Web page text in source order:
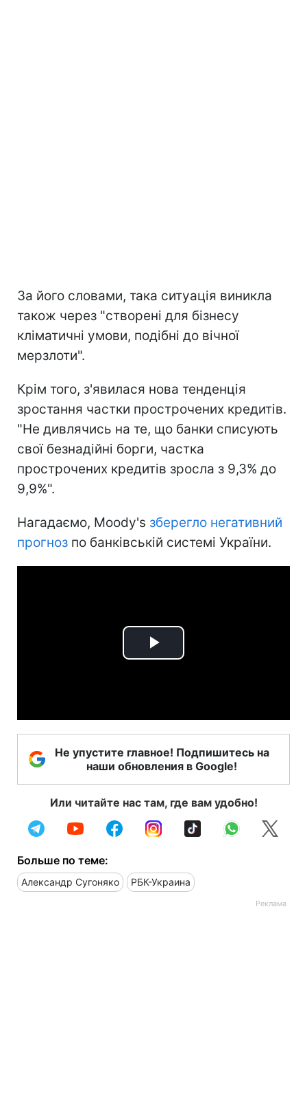
За його словами, така ситуація виникла
також через "створені для бізнесу
кліматичні умови, подібні до вічної
мерзлоти".
Крім того, з'явилася нова тенденція
зростання частки прострочених кредитів.
"Не дивлячись на те, що банки списують
свої безнадійні борги, частка
прострочених кредитів зросла з 9,3% до
9,9%".
Нагадаємо, Moody's зберегло негативний
прогноз по банківській системі України.
Play
Не упустите главное! Подпишитесь на
наши обновления в Google!
Или читайте нас там, где вам удобно!
Больше по теме:
Александр Сугоняко РБК-Украина